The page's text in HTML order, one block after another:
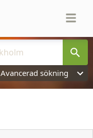
Avancerad sökning